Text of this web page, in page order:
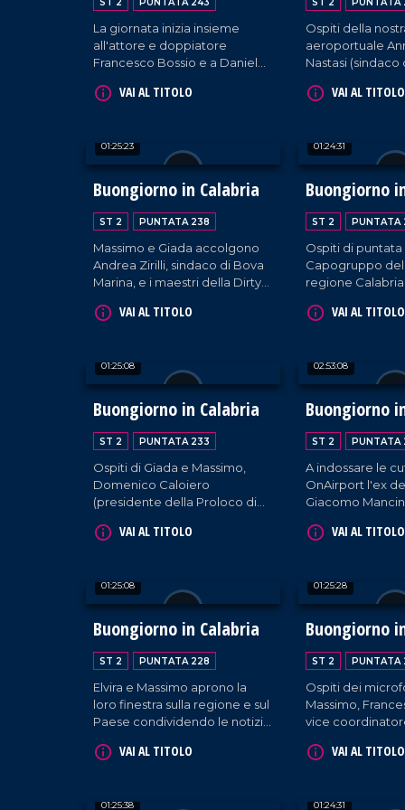
La giornata inizia insieme
all'attore e doppiatore
Francesco Bossio e a Daniele
D'Epiro. In compagnia di
d'orchestra di Sanremo.
VAI AL TITOLO
Ospiti della
aeroportuale
Nastasi (sindaco
Chiara Montalto.
VAI AL TITOLO
01:25:23
Buongiorno in Calabria
ST 2 PUNTATA 238
Massimo e Giada accolgono
Andrea Zirilli, sindaco di Bova
Marina, e i maestri della Dirty
Ilaria Renne. Ospite anche il
VAI AL TITOLO
01:24:31
Buongiorno
ST 2 PUNTATA
Ospiti di puntata
Capogruppo del
regione
sempre, una
VAI AL TITOLO
01:25:08
Buongiorno in Calabria
ST 2 PUNTATA 233
Ospiti di Giada e Massimo,
Domenico Caloiero
(presidente della Proloco di
Cardamone (vicesindaco e
VAI AL TITOLO
02:53:08
Buongiorno
ST 2 PUNTATA
A indossare le
OnAirport l'ex
Giacomo
in corso).VAI AL TITOLO
01:25:08
Buongiorno in Calabria
ST 2 PUNTATA 228
Elvira e Massimo aprono la
loro finestra sulla regione e sul
Paese condividendo le notizie
compagnia, l'assessore al
VAI AL TITOLO
01:25:28
Buongiorno
ST 2 PUNTATA
Ospiti dei
Massimo,
vice
e Francesco De
VAI AL TITOLO
01:25:38 01:24:31